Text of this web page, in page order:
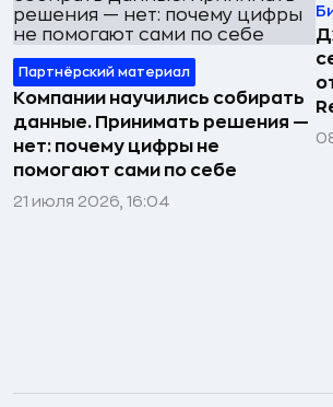
Партнёрский материал
Компании научились собирать
данные. Принимать решения —
нет: почему цифры не
помогают сами по себе
21 июля 2026, 16:04